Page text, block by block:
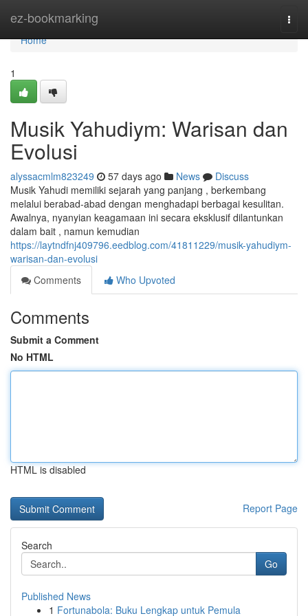
ez-bookmarking
Home
Home
1
Musik Yahudiym: Warisan dan
Evolusi
alyssacmlm823249 57 days ago News
Discuss
Musik Yahudi memiliki sejarah yang panjang , berkembang
melalui berabad-abad dengan menghadapi berbagai kesulitan.
Awalnya, nyanyian keagamaan ini secara eksklusif dilantunkan
dalam bait , namun kemudian
https://laytndfnj409796.eedblog.com/41811229/musik-yahudiym-
warisan-dan-evolusi
Comments
Who Upvoted
Comments
Submit a Comment
No HTML
HTML is disabled
Report Page
Search
Go
Published News
1 Fortunabola: Buku Lengkap untuk Pemula